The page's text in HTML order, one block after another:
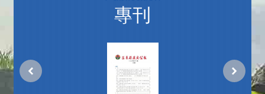
專刊